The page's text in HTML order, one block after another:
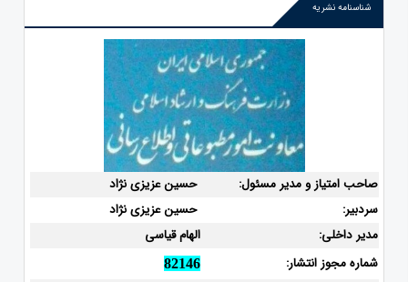
شناسنامه نشریه
صاحب امتیاز و مدیر مسئول:
حسین عزیزی نژاد
سردبیر:
حسین عزیزی نژاد
مدیر داخلی:
الهام قیاسی
شماره مجوز انتشار:
82146